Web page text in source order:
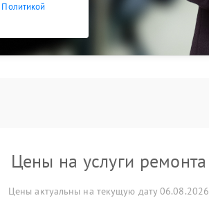
Политикой
Цены на услуги ремонта
Цены актуальны на текущую дату 06.08.2026